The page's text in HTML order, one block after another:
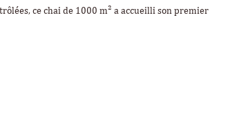
ce chai de 1000 m² a accueilli son premier